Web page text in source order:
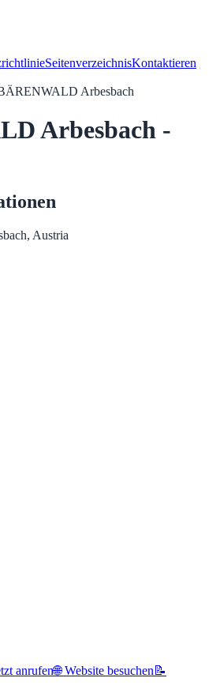
SeitenverzeichnisKontaktieren
Arbesbach
Arbesbach -
Austria
anrufen🌐 Website besuchen 📝